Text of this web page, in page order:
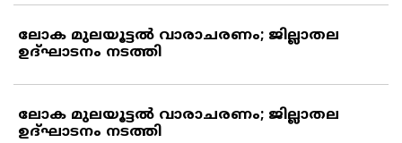
ലോക മുലയൂട്ടല്‍ വാരാചരണം; ജില്ലാതല
ഉദ്ഘാടനം നടത്തി
ലോക മുലയൂട്ടല്‍ വാരാചരണം; ജില്ലാതല
ഉദ്ഘാടനം നടത്തി